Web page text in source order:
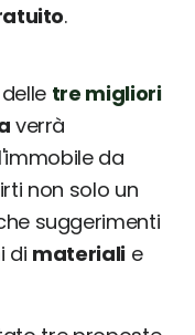
.
tre migliori
verrà
da
non solo un
suggerimenti
di materialie